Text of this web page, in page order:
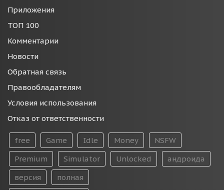
Приложения
ТОП 100
Комментарии
Новости
Обратная связь
Правообладателям
Условия использования
Отказ от ответственности
free Game Idle Money
NSFW
Premium
Simulator Unlocked
андроида
версия
полная